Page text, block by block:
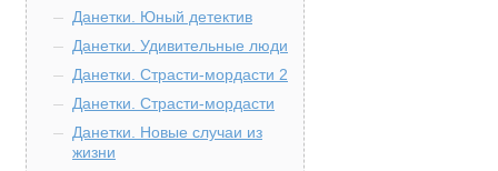
Данетки. Юный детектив
Данетки. Удивительные люди
Данетки. Страсти-мордасти 2
Данетки. Страсти-мордасти
Данетки. Новые случаи из
жизни